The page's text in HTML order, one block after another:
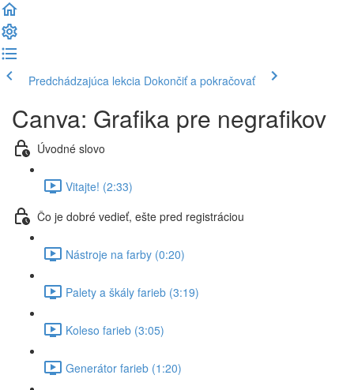
Predchádzajúca lekcia Dokončiť a pokračovať
Canva: Grafika pre negrafikov
Úvodné slovo
Vitajte! (2:33)
Čo je dobré vedieť, ešte pred registráciou
Nástroje na farby (0:20)
Palety a škály farieb (3:19)
Koleso farieb (3:05)
Generátor farieb (1:20)